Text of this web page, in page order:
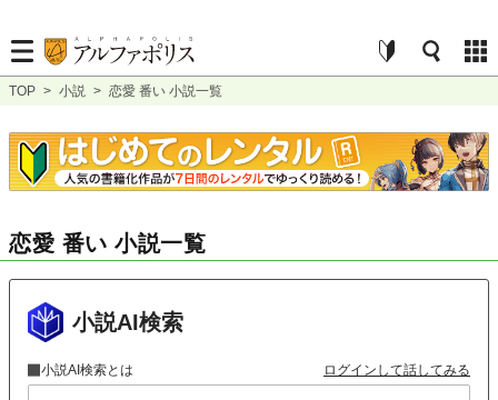
TOP > 小説 > 恋愛 番い 小説一覧
恋愛 番い 小説一覧
小説AI検索
小説AI検索とは ログインして話してみる